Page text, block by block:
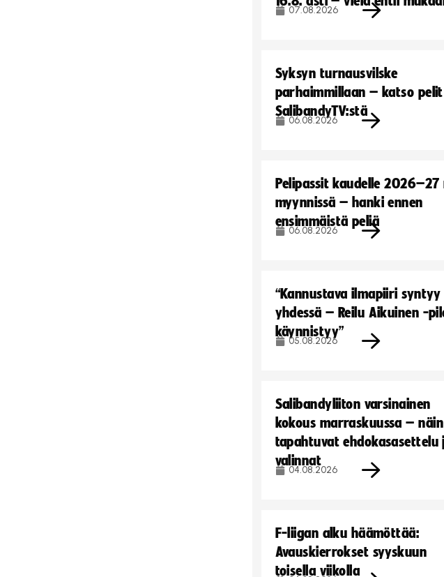
07.08.2026
Syksyn turnausvilske
parhaimmillaan – katso pelit
SalibandyTV:stä
06.08.2026
Pelipassit kaudelle
myynnissä – hanki ennen
ensimmäistä peliä
06.08.2026
“Kannustava ilmapiiri syntyy
yhdessä – Reilu Aikuinen -
käynnistyy”
05.08.2026
Salibandyliiton varsinainen
kokous marraskuussa – näin
tapahtuvat ehdokasasettelu
valinnat
04.08.2026
F-liigan alku häämöttää:
Avauskierrokset syyskuun
toisella viikolla